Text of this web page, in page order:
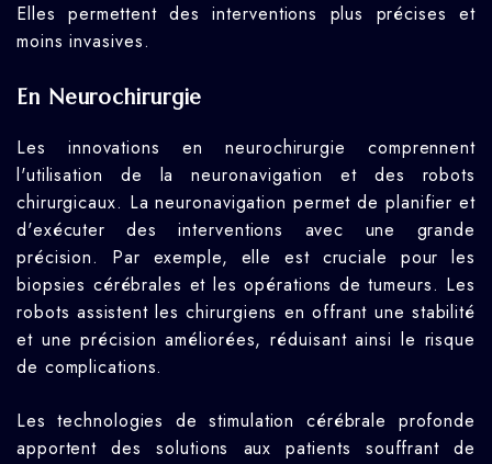
Elles permettent des interventions plus précises et
moins invasives.
En Neurochirurgie
Les innovations en neurochirurgie comprennent
l'utilisation de la neuronavigation et des robots
chirurgicaux. La neuronavigation permet de planifier et
d'exécuter des interventions avec une grande
précision. Par exemple, elle est cruciale pour les
biopsies cérébrales et les opérations de tumeurs. Les
robots assistent les chirurgiens en offrant une stabilité
et une précision améliorées, réduisant ainsi le risque
de complications.
Les technologies de stimulation cérébrale profonde
apportent des solutions aux patients souffrant de